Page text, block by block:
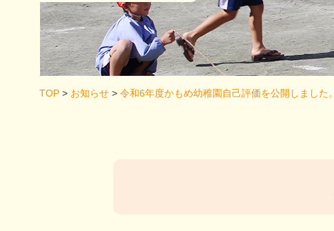
TOP > お知らせ > 令和6年度かもめ幼稚園自己評価を公開しました。